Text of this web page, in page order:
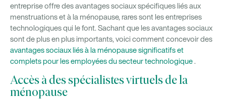
entreprise offre des avantages sociaux spécifiques liés aux
menstruations et à la ménopause, rares sont les entreprises
technologiques qui le font. Sachant que les avantages sociaux
sont de plus en plus importants, voici comment concevoir des
avantages sociaux liés à la ménopause significatifs et
complets pour les employées du secteur technologique.
Accès à des spécialistes virtuels de la
ménopause